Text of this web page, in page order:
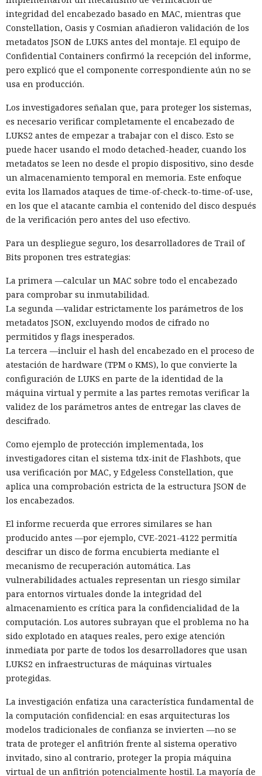
integridad del encabezado basado en MAC, mientras que
Constellation, Oasis y Cosmian añadieron validación de los
metadatos JSON de LUKS antes del montaje. El equipo de
Confidential Containers confirmó la recepción del informe,
pero explicó que el componente correspondiente aún no se
usa en producción.
Los investigadores señalan que, para proteger los sistemas,
es necesario verificar completamente el encabezado de
LUKS2 antes de empezar a trabajar con el disco. Esto se
puede hacer usando el modo detached-header, cuando los
metadatos se leen no desde el propio dispositivo, sino desde
un almacenamiento temporal en memoria. Este enfoque
evita los llamados ataques de time-of-check-to-time-of-use,
en los que el atacante cambia el contenido del disco después
de la verificación pero antes del uso efectivo.
Para un despliegue seguro, los desarrolladores de Trail of
Bits proponen tres estrategias:
La primera —calcular un MAC sobre todo el encabezado
para comprobar su inmutabilidad.
La segunda —validar estrictamente los parámetros de los
metadatos JSON, excluyendo modos de cifrado no
permitidos y flags inesperados.
La tercera —incluir el hash del encabezado en el proceso de
atestación de hardware (TPM o KMS), lo que convierte la
configuración de LUKS en parte de la identidad de la
máquina virtual y permite a las partes remotas verificar la
validez de los parámetros antes de entregar las claves de
descifrado.
Como ejemplo de protección implementada, los
investigadores citan el sistema tdx-init de Flashbots, que
usa verificación por MAC, y Edgeless Constellation, que
aplica una comprobación estricta de la estructura JSON de
los encabezados.
El informe recuerda que errores similares se han
producido antes —por ejemplo, CVE-2021-4122 permitía
descifrar un disco de forma encubierta mediante el
mecanismo de recuperación automática. Las
vulnerabilidades actuales representan un riesgo similar
para entornos virtuales donde la integridad del
almacenamiento es crítica para la confidencialidad de la
computación. Los autores subrayan que el problema no ha
sido explotado en ataques reales, pero exige atención
inmediata por parte de todos los desarrolladores que usan
LUKS2 en infraestructuras de máquinas virtuales
protegidas.
La investigación enfatiza una característica fundamental de
la computación confidencial: en esas arquitecturas los
modelos tradicionales de confianza se invierten —no se
trata de proteger el anfitrión frente al sistema operativo
invitado, sino al contrario, proteger la propia máquina
virtual de un anfitrión potencialmente hostil. La mayoría de